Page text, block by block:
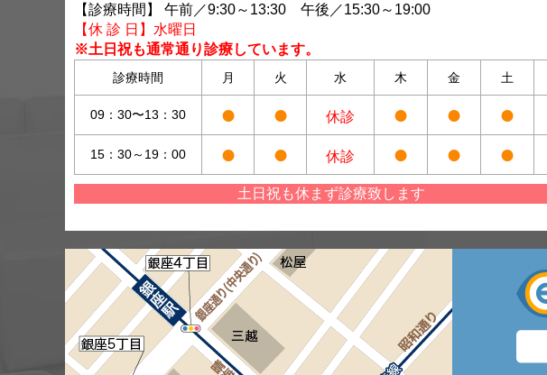
【診療時間】 午前／9:30～13:30 午後／15:30～19:00
【休 診 日】水曜日
※土日祝も通常通り診療しています。
診療時間 月 火 水 木 金 土
09：30〜13：30 ● ● 休診 ● ● ●
15：30～19：00 ● ● 休診 ● ● ●
土日祝も休まず診療致します